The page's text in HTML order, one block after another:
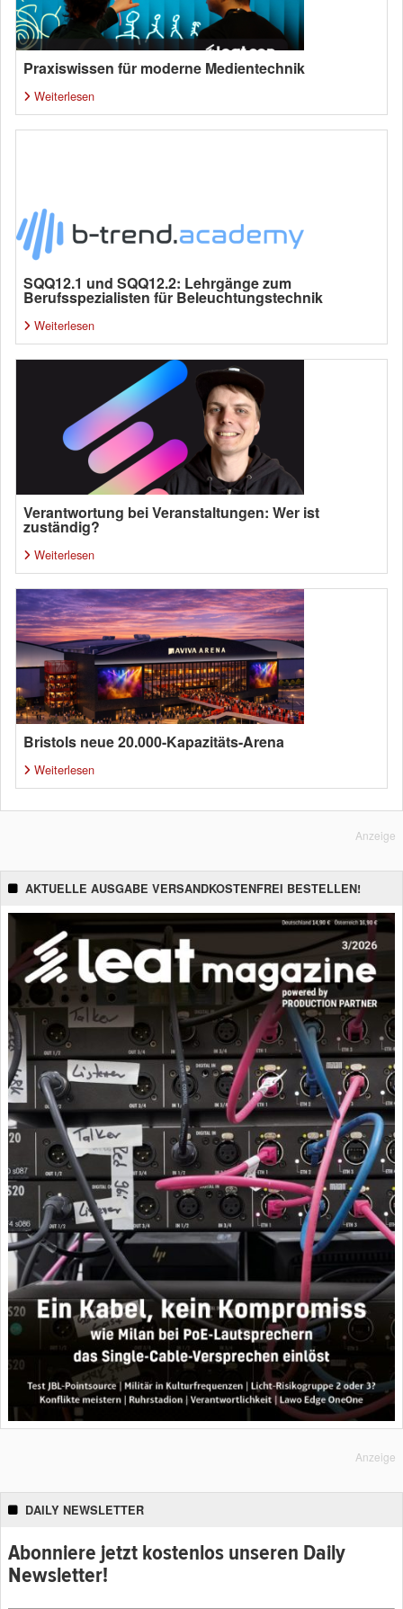
Praxiswissen für moderne Medientechnik
Weiterlesen
SQQ12.1 und SQQ12.2: Lehrgänge zum
Berufsspezialisten für Beleuchtungstechnik
Weiterlesen
Verantwortung bei Veranstaltungen: Wer ist
zuständig?
Weiterlesen
Bristols neue 20.000-Kapazitäts-Arena
Weiterlesen
Anzeige
AKTUELLE AUSGABE VERSANDKOSTENFREI BESTELLEN!
Anzeige
DAILY NEWSLETTER
Abonniere jetzt kostenlos unseren Daily
Newsletter!